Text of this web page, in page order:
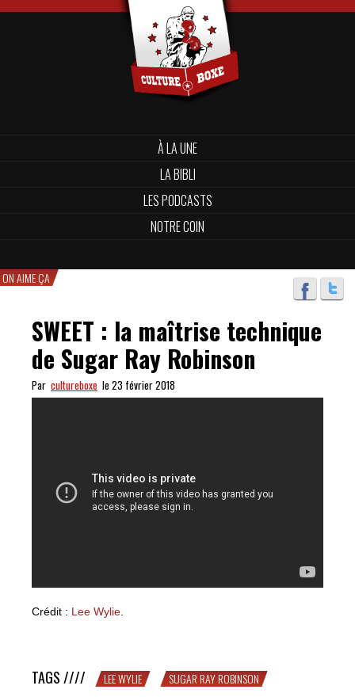
À LA UNE
LA BIBLI
LES PODCASTS
NOTRE COIN
ON AIME ÇA
SWEET : la maîtrise technique
de Sugar Ray Robinson
Par cultureboxe le 23 février 2018
Crédit : Lee Wylie
TAGS //// LEE WYLIE SUGAR RAY ROBINSON